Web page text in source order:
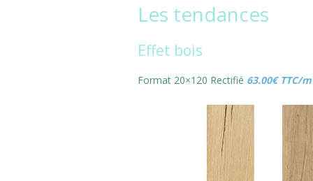
Les tendances
Effet bois
Format 20×120 Rectifié 63.00€ TTC/